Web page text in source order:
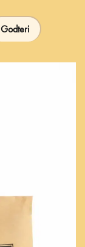
Godteri